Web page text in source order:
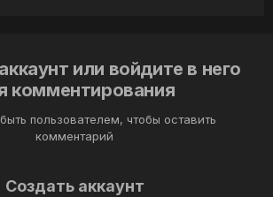
или войдите в него
комментирования
пользователем, чтобы оставить
комментарий
Создать аккаунт